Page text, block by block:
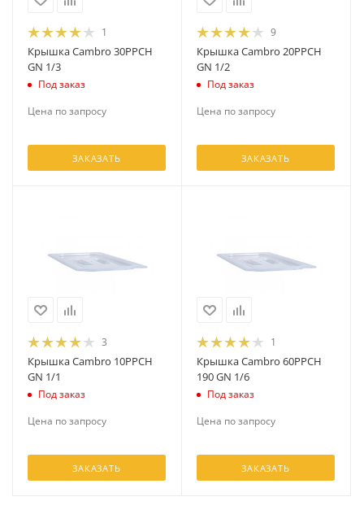
1
Крышка Cambro 30PPCH
GN 1/3
Под заказ
Цена по запросу
ЗАКАЗАТЬ
9
Крышка Cambro 20PPCH
GN 1/2
Под заказ
Цена по запросу
ЗАКАЗАТЬ
3
Крышка Cambro 10PPCH
GN 1/1
Под заказ
Цена по запросу
ЗАКАЗАТЬ
1
Крышка Cambro 60PPCH
190 GN 1/6
Под заказ
Цена по запросу
ЗАКАЗАТЬ